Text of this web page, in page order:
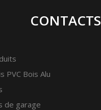
CONTACTS
PVC Bois Alu
de garage